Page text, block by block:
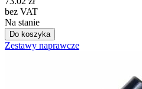
bez VAT
Na stanie
Do koszyka
Zestawy naprawcze